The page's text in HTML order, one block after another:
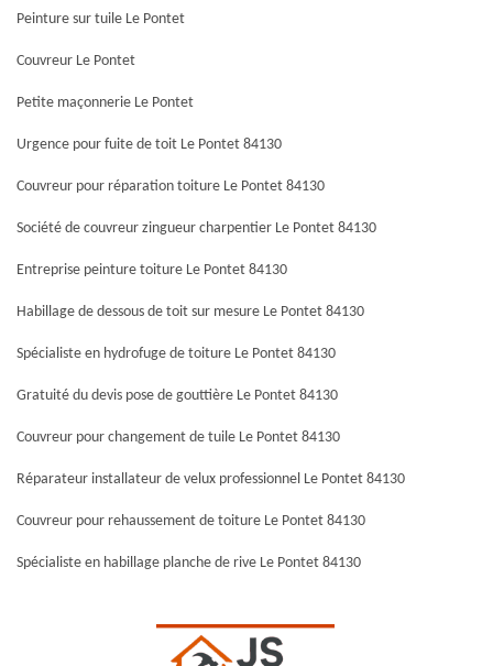
Peinture sur tuile Le Pontet
Couvreur Le Pontet
Petite maçonnerie Le Pontet
Urgence pour fuite de toit Le Pontet 84130
Couvreur pour réparation toiture Le Pontet 84130
Société de couvreur zingueur charpentier Le Pontet 84130
Entreprise peinture toiture Le Pontet 84130
Habillage de dessous de toit sur mesure Le Pontet 84130
Spécialiste en hydrofuge de toiture Le Pontet 84130
Gratuité du devis pose de gouttière Le Pontet 84130
Couvreur pour changement de tuile Le Pontet 84130
Réparateur installateur de velux professionnel Le Pontet 84130
Couvreur pour rehaussement de toiture Le Pontet 84130
Spécialiste en habillage planche de rive Le Pontet 84130